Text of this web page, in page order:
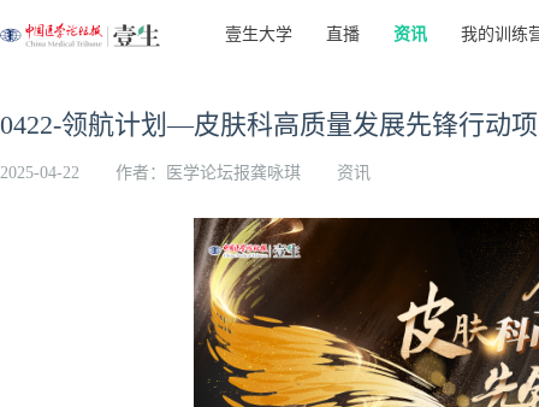
壹生大学 直播 资讯 我的训练
0422-领航计划—皮肤科高质量发展先锋行动
2025-04-22 作者：医学论坛报龚咏琪 资讯